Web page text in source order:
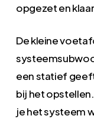
opgezet en
De kleine
een statief
bij het
je het systeem